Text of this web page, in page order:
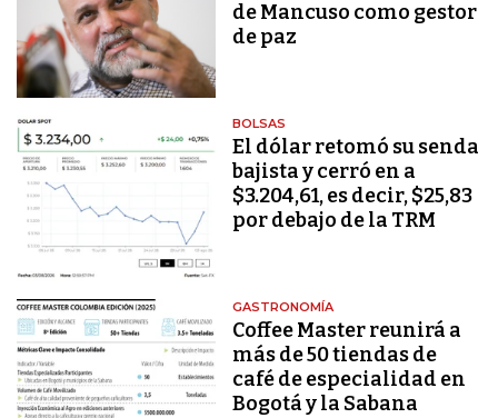
de Mancuso como gestor
de paz
BOLSAS
El dólar retomó su senda
bajista y cerró en a
$3.204,61, es decir, $25,83
por debajo de la TRM
GASTRONOMÍA
Coffee Master reunirá a
más de 50 tiendas de
café de especialidad en
Bogotá y la Sabana